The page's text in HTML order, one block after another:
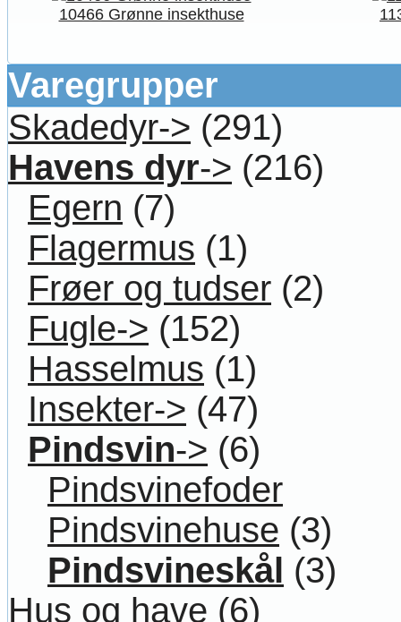
10466 Grønne insekthuse
Varegrupper
Skadedyr-> (291)
Havens dyr-> (216)
Egern (7)
Flagermus (1)
Frøer og tudser (2)
Fugle-> (152)
Hasselmus (1)
Insekter-> (47)
Pindsvin-> (6)
Pindsvinefoder
Pindsvinehuse (3)
Pindsvineskål (3)
Hus og have (6)